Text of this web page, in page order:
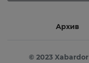
Архив
© 2023 Xabardor